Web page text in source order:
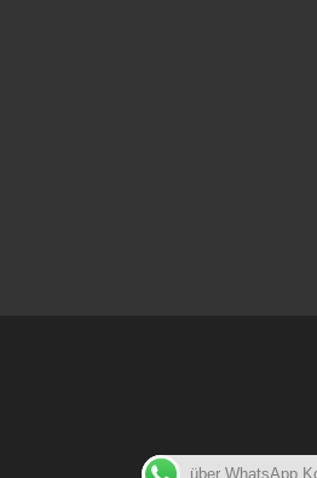
über WhatsApp